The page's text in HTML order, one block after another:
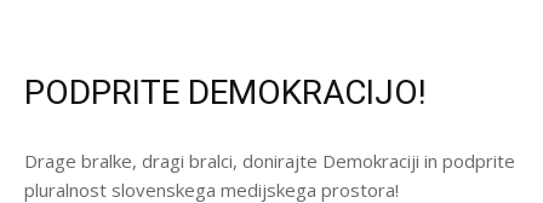
PODPRITE DEMOKRACIJO!
Drage bralke, dragi bralci, donirajte Demokraciji in podprite
pluralnost slovenskega medijskega prostora!